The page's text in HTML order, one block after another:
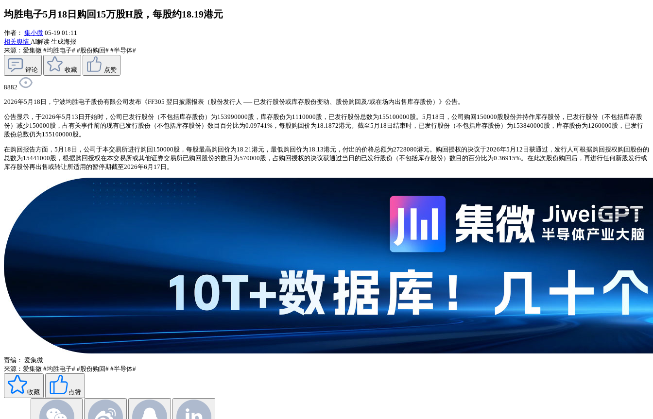
均胜电子5月18日购回15万股H股，每股约18.19港元
作者： 集小微 05-19 01:11
相关舆情 AI解读 生成海报
来源：爱集微 #均胜电子# #股份购回# #半导体#
评论 收藏 点赞
8882
2026年5月18日，宁波均胜电子股份有限公司发布《FF305 翌日披露报表（股份发行人 ── 已发行股份或库存股份变动、股份购回及/或在场内出售库存股份）》公告。
公告显示，于2026年5月13日开始时，公司已发行股份（不包括库存股份）为153990000股，库存股份为1110000股，已发行股份总数为155100000股。5月18日，公司购回150000股股份并持作库存股份，已发行股份（不包括库存股
份）减少150000股，占有关事件前的现有已发行股份（不包括库存股份）数目百分比为0.09741%，每股购回价为18.1872港元。截至5月18日结束时，已发行股份（不包括库存股份）为153840000股，库存股份为1260000股，已发行
股份总数仍为155100000股。
在购回报告方面，5月18日，公司于本交易所进行购回150000股，每股最高购回价为18.21港元，最低购回价为18.13港元，付出的价格总额为2728080港元。购回授权的决议于2026年5月12日获通过，发行人可根据购回授权购回股份的
总数为15441000股，根据购回授权在本交易所或其他证券交易所已购回股份的数目为570000股，占购回授权的决议获通过当日的已发行股份（不包括库存股份）数目的百分比为0.36915%。在此次股份购回后，再进行任何新股发行或
库存股份再出售或转让所适用的暂停期截至2026年6月17日。
责编： 爱集微
来源：爱集微 #均胜电子# #股份购回# #半导体#
收藏 点赞